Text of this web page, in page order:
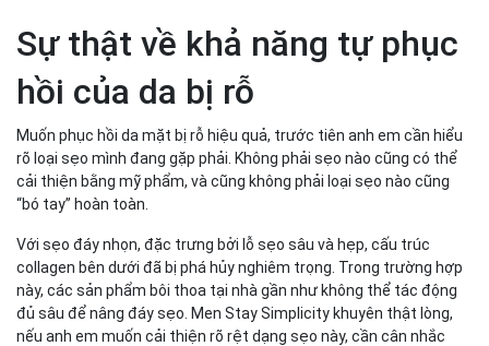
Sự thật về khả năng tự phục
hồi của da bị rỗ
Muốn phục hồi da mặt bị rỗ hiệu quả, trước tiên anh em cần hiểu
rõ loại sẹo mình đang gặp phải. Không phải sẹo nào cũng có thể
cải thiện bằng mỹ phẩm, và cũng không phải loại sẹo nào cũng
“bó tay” hoàn toàn.
Với sẹo đáy nhọn, đặc trưng bởi lỗ sẹo sâu và hẹp, cấu trúc
collagen bên dưới đã bị phá hủy nghiêm trọng. Trong trường hợp
này, các sản phẩm bôi thoa tại nhà gần như không thể tác động
đủ sâu để nâng đáy sẹo. Men Stay Simplicity khuyên thật lòng,
nếu anh em muốn cải thiện rõ rệt dạng sẹo này, cần cân nhắc